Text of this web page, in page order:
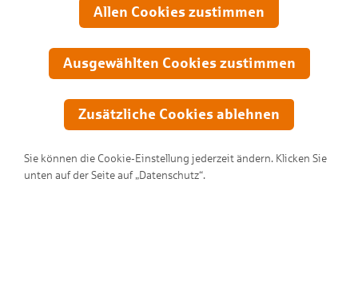
anpassen und verbessern können. Aus diesem Grund nutzen wir
Google Analytics. Dieses Werkzeug erfasst die Seitenaufrufe zu
Übertragung anonymisiert.
Allen Cookies zustimmen
Ausgewählten Cookies zustimmen
Zusätzliche Cookies ablehnen
Sie können die Cookie-Einstellung jederzeit ändern. Klicken Sie
unten auf der Seite auf „Datenschutz“.